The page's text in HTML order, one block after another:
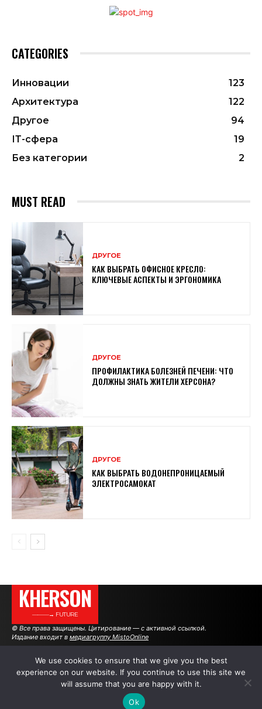
CATEGORIES
Инновации
123
Архитектура
122
Другое
94
ІТ-сфера
19
Без категории
2
MUST READ
ДРУГОЕ
КАК ВЫБРАТЬ ОФИСНОЕ КРЕСЛО:
КЛЮЧЕВЫЕ АСПЕКТЫ И ЭРГОНОМИКА
ДРУГОЕ
ПРОФИЛАКТИКА БОЛЕЗНЕЙ ПЕЧЕНИ: ЧТО
ДОЛЖНЫ ЗНАТЬ ЖИТЕЛИ ХЕРСОНА?
ДРУГОЕ
КАК ВЫБРАТЬ ВОДОНЕПРОНИЦАЕМЫЙ
ЭЛЕКТРОСАМОКАТ
KHERSON
———→ FUTURE
© Все права защищены. Цитирование — с активной ссылкой.
Издание входит в медиагруппу MistoOnline
АВТОРЫ РЕКЛАМА НА САЙТЕ
We use cookies to ensure that we give you the best
experience on our website. If you continue to use this site we
will assume that you are happy with it.
Ok